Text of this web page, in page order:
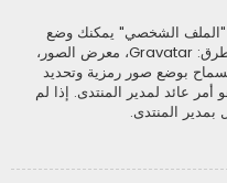
"الملف الشخصي" يمكنك وضع
صورة رمزية لك عن طريق واحدة من أربع طرق: Gravatar، معرض الصور،
بوضع صور رمزية وتحديد
عائد لمدير المنتدى. إذا لم
بمدير المنتدى.